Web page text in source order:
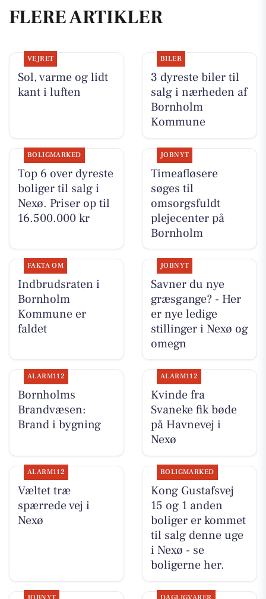
FLERE ARTIKLER
VEJRET
Sol, varme og lidt
kant i luften
BILER
3 dyreste biler til
salg i nærheden af
Bornholm
Kommune
BOLIGMARKED
Top 6 over dyreste
boliger til salg i
Nexø. Priser op til
16.500.000 kr
JOBNYT
Timeafløsere
søges til
omsorgsfuldt
plejecenter på
Bornholm
FAKTA OM
Indbrudsraten i
Bornholm
Kommune er
faldet
JOBNYT
Savner du nye
græsgange? - Her
er nye ledige
stillinger i Nexø og
omegn
ALARM112
Bornholms
Brandvæsen:
Brand i bygning
ALARM112
Kvinde fra
Svaneke fik bøde
på Havnevej i
Nexø
ALARM112
Væltet træ
spærrede vej i
Nexø
BOLIGMARKED
Kong Gustafsvej
15 og 1 anden
boliger er kommet
til salg denne uge
i Nexø - se
boligerne her.